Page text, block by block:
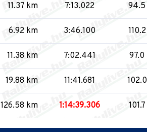
11.37 km 7:13.022 94.5
6.92 km 3:46.100 110.2
11.38 km 7:02.441 97.0
19.88 km 11:41.681 102.0
126.58 km 1:14:39.306 101.7